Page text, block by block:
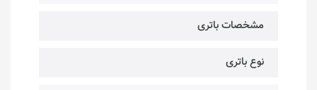
مشخصات باتری
نوع باتری